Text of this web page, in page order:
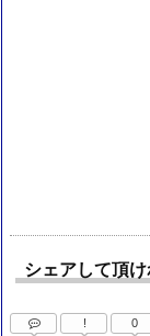
シェアして頂
! 0